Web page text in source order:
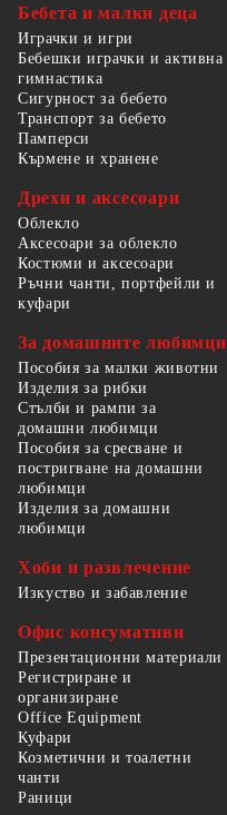
Бебета и малки деца
Играчки и игри
Бебешки играчки и активна
гимнастика
Сигурност за бебето
Транспорт за бебето
Памперси
Кърмене и хранене
Дрехи и аксесоари
Облекло
Аксесоари за облекло
Костюми и аксесоари
Ръчни чанти, портфейли и
куфари
За домашните любимци
Пособия за малки животни
Изделия за рибки
Стълби и рампи за
домашни любимци
Пособия за сресване и
постригване на домашни
любимци
Изделия за домашни
любимци
Хоби и развлечение
Изкуство и забавление
Офис консумативи
Презентационни материали
Регистриране и
организиране
Office Equipment
Куфари
Козметични и тоалетни
чанти
Раници